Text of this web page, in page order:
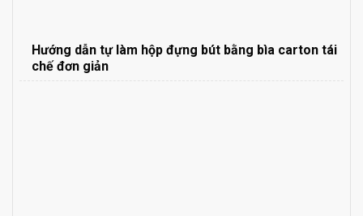
Hướng dẫn tự làm hộp đựng bút bằng bìa carton tái
chế đơn giản